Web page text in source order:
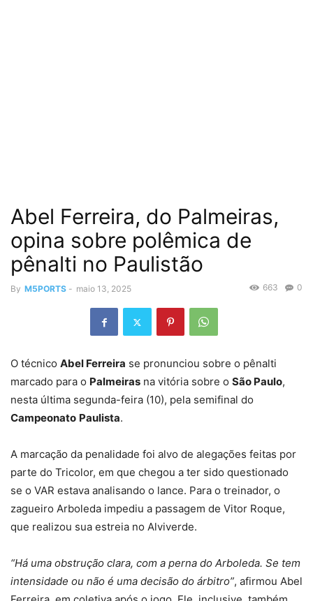
Abel Ferreira, do Palmeiras,
opina sobre polêmica de
pênalti no Paulistão
By M5PORTS - maio 13, 2025 0
663
O técnico Abel Ferreira se pronunciou sobre o pênalti
marcado para o Palmeiras na vitória sobre o São Paulo,
nesta última segunda-feira (10), pela semifinal do
Campeonato Paulista.
A marcação da penalidade foi alvo de alegações feitas por
parte do Tricolor, em que chegou a ter sido questionado
se o VAR estava analisando o lance. Para o treinador, o
zagueiro Arboleda impediu a passagem de Vitor Roque,
que realizou sua estreia no Alviverde.
“Há uma obstrução clara, com a perna do Arboleda. Se tem
intensidade ou não é uma decisão do árbitro”, afirmou Abel